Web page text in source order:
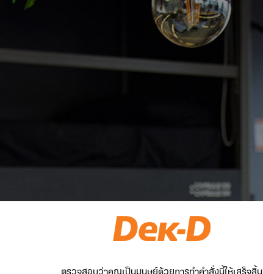
ตรวจสอบว่าคุณเป็นมนุษย์ด้วยการทำคำสั่งนี้ให้เสร็จสิ้น